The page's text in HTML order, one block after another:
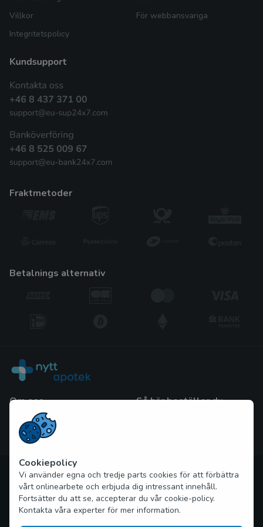
Villkor
Integritetspolicy
För webbansvariga
fraktmetoder
betalnings alternativ
Om oss
Frågor och Svar
Kontakta oss
Så här beställer du
Upphovsrätt © 2026 nytt-apotek.com Alla rättigheter
förbehållna
Cookiepolicy
Vi använder egna och tredje parts cookies för att förbättra
vårt onlinearbete och erbjuda dig intressant innehåll.
Fortsätter du att se, accepterar du vår cookie-policy.
Kontakta våra experter för mer information.